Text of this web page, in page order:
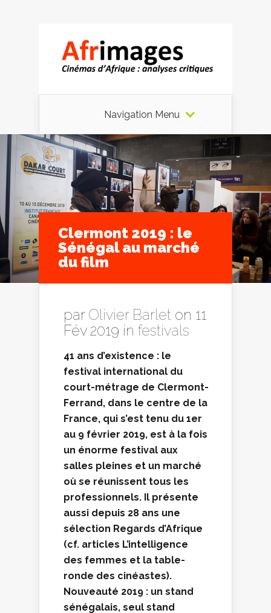
Navigation Menu
Clermont 2019 : le
Sénégal au marché
du film
par Olivier Barlet on 11
Fév 2019 in festivals
41 ans d’existence : le
festival international du
court-métrage de Clermont-
Ferrand, dans le centre de la
France, qui s’est tenu du 1er
au 9 février 2019, est à la fois
un énorme festival aux
salles pleines et un marché
où se réunissent tous les
professionnels. Il présente
aussi depuis 28 ans une
sélection Regards d’Afrique
(cf. articles L’intelligence
des femmes et la table-
ronde des cinéastes).
Nouveauté 2019 : un stand
sénégalais, seul stand